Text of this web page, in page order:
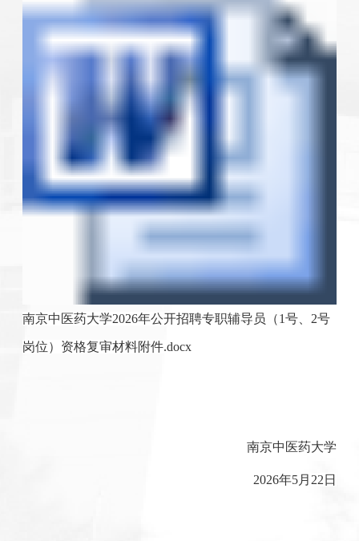
南京中医药大学2026年公开招聘专职辅导员（1号、2号
岗位）资格复审材料附件.docx
南京中医药大学
2026年5月22日